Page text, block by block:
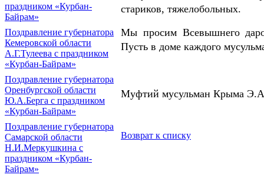
праздником «Курбан-
Байрам»
Поздравление губернатора
Кемеровской области
А.Г.Тулеева с праздником
«Курбан-Байрам»
Поздравление губернатора
Оренбургской области
Ю.А.Берга с праздником
«Курбан-Байрам»
Поздравление губернатора
Самарской области
Н.И.Меркушкина с
праздником «Курбан-
Байрам»
стариков, тяжелобольных.
Мы просим Всевышнего
Пусть в доме каждого
Муфтий мусульман Крыма
Возврат к списку